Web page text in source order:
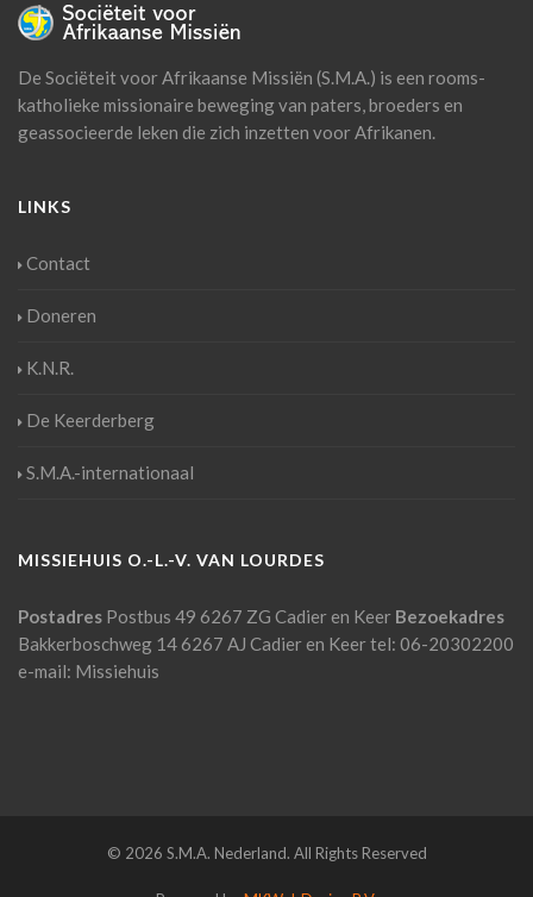
De Sociëteit voor Afrikaanse Missiën (S.M.A.) is een rooms-
katholieke missionaire beweging van paters, broeders en
geassocieerde leken die zich inzetten voor Afrikanen.
LINKS
Contact
Doneren
K.N.R.
De Keerderberg
S.M.A.-internationaal
MISSIEHUIS O.-L.-V. VAN LOURDES
Postadres Postbus 49 6267 ZG Cadier en Keer Bezoekadres
Bakkerboschweg 146267 AJ Cadier en Keertel: 06-20302200
e-mail: Missiehuis
© 2026 S.M.A. Nederland. All Rights Reserved